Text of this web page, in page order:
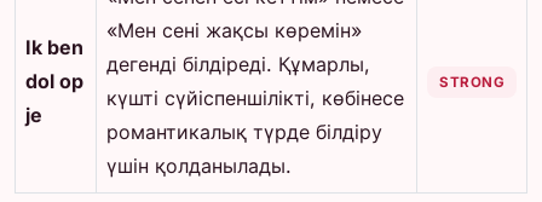
Ik ben
dol op
je
«Мен сені жақсы көремін»
дегенді білдіреді. Құмарлы,
күшті сүйіспеншілікті, көбінесе
романтикалық түрде білдіру
үшін қолданылады.
STRONG